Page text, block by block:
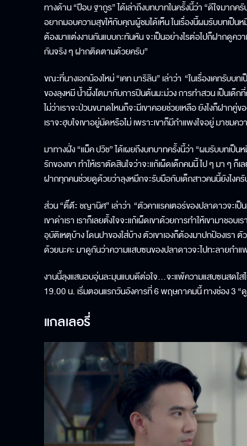
ทางด้าน “ป๊อบ ฐากูร” ได้เล่าถึงบทบาทในครั้งนี้ว่า “ดีใจมาก
อยากมอบความสุขให้กับคุณผู้ชมได้เห็น ในเรื่องนี้ผมรับบทเป็น
ต้องมาแต่งงานกันแบบกะทันหัน จะเป็นอย่างไรต่อไปก็ฝากดูคว
กันจริง ๆ ฝากติดตามด้วยครับ”
ขณะที่นางเอกน้องใหม่ “เคท มาริลิน” เล่าว่า “ในเรื่องเคทรั
ของลุงหมี น้ำผึ้งโตมากับการปีนต้นมะม่วง การทำสวน เป็นเด็
ไม่ว่าเราจะป่วนขนาดไหนก็จะมีเขาคอยช่วยเหลือ ยังไงก็ฝาก
เราจะฮุบใจเขาอยู่มัดหรือไม่ เพราะเขาก็มีกำแพงใจอยู่ มาชม
มาทางฝั่ง “แม็ค ปวิช” ได้เผยถึงบทบาทครั้งนี้ว่า “ผมรับบทเ
รักของเขา ทำให้เราตัดสินใจว่าจะแก้เผ็ดเด็กคนนี้ ไป ๆ มา ๆ
ฝากทุกคนช่วยดูด้วยว่าลุงหมึกจะรับมือกับเด็กสาวคนนี้ยังไงครั
ส่วน “ติ๊ต๊ะ ชญานิศ” เล่าว่า “ตัวคาแรคเตอร์ของปลาดาวจะ
เขาด่าเรา เราก็เลยตั้งใจจะแก้เผ็ดเขาด้วยการทำให้เขามาช
อุบัติเหตุบ้าง โดนปาของใส่บ้าง ตัวเขาเองก็ต้องมาปกป้องเร
ด้วยนะคะ มาดูกันว่าความแสบซนของปลาดาวจะไปทะลายก
งานนี้ลุงแสนอบอุ่นละมุนแบบดีต่อใจ…จะแพ้ความแสบซนสดใส
19.00 น. เริ่มตอนแรกวันอังคารที่ 6 พฤษภาคมนี้ ทางช่อง 3
แกลเลอรี่